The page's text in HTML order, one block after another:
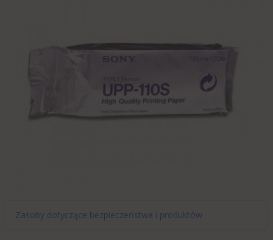
Zasoby dotyczące bezpieczeństwa i produktów